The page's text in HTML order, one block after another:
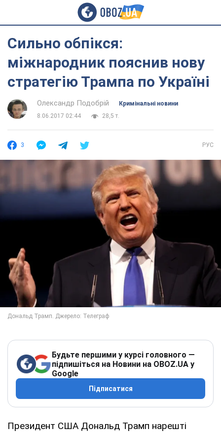
Сильно обпікся:
міжнародник пояснив нову
стратегію Трампа по Україні
Олександр Подобрій
Кримінальні новини
8.06.2017 02:44
28,5 т.
3 РУС
Будьте першими у курсі головного —
підпишіться на Новини на OBOZ.UA у
Google
Підписатися
Президент США Дональд Трамп нарешті